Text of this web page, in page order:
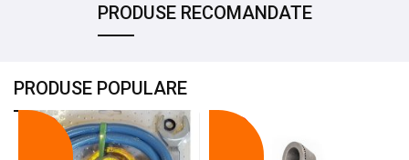
PRODUSE RECOMANDATE
PRODUSE POPULARE